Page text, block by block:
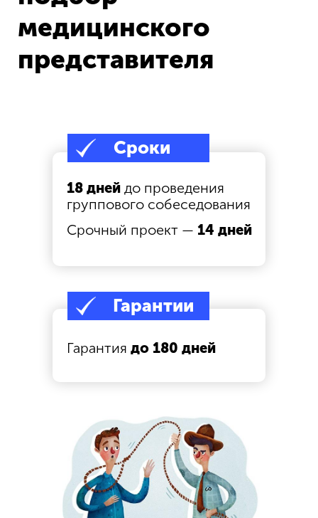
Многоступенчатый отбор
сотрудников
руководящего звена
Ведем поиск по всей
России
источниками
первые резюме уже на
следующий день
6
7
медицинского
представителя
18 дней до проведения
группового собеседования
Срочный проект — 14 дней
Сроки
Гарантии
Гарантия до 180 дней